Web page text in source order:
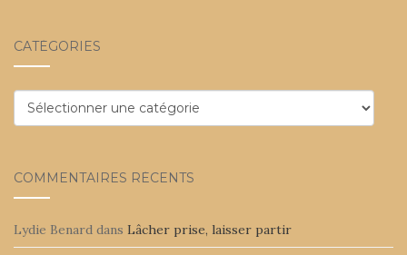
CATÉGORIES
Catégories
COMMENTAIRES RÉCENTS
Lydie Benard dans Lâcher prise, laisser partir